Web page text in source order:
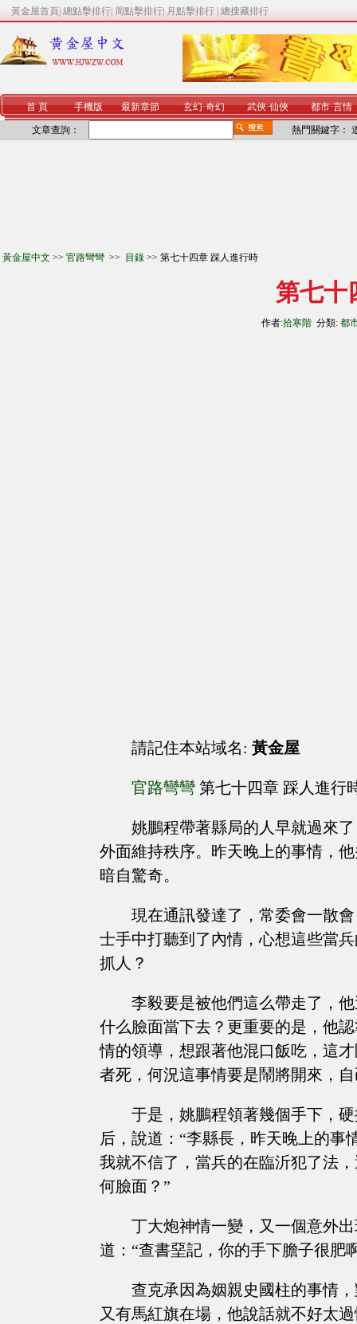
黃金屋首頁 總點擊排行 周點擊排行 月點擊排行 總搜藏排行
首 頁 手機版 最新章節 玄幻·奇幻 武俠·仙俠 都市·言情
文章查詢： 熱門關鍵字：
黃金屋中文 >> 官路彎彎 >> 目錄 >> 第七十四章 踩人進行時
第七十
作者:拾寒階 分類: 都
請記住本站域名: 黃金屋
官路彎彎 第七十四章 踩人進行
姚鵬程帶著縣局的人早就過來
外面維持秩序。昨天晚上的事情，
暗自驚奇。
現在通訊發達了，常委會一散
士手中打聽到了內情，心想這些當
抓人？
李毅要是被他們這么帶走了，
什么臉面當下去？更重要的是，他
情的領導，想跟著他混口飯吃，這
者死，何況這事情要是鬧將開來，
于是，姚鵬程領著幾個手下，
后，說道：“李縣長，昨天晚上的
我就不信了，當兵的在臨沂犯了法
何臉面？”
丁大炮神情一變，又一個意外
道：“查書堊記，你的手下膽子很肥
查克承因為姻親史國柱的事情
又有馬紅旗在場，他說話就不好太